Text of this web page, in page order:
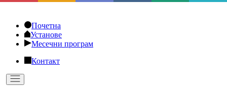
content
Почетна
Установе
Месечни програм
Контакт